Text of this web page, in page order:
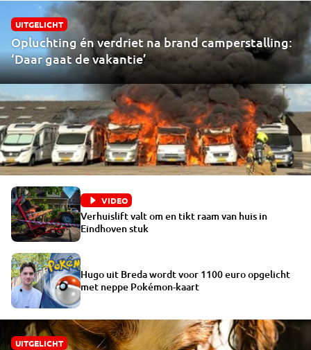
UITGELICHT
Opluchting én verdriet na brand camperstalling:
‘Daar gaat de vakantie’
VIDEO
Verhuislift valt om en tikt raam van huis in
Eindhoven stuk
Hugo uit Breda wordt voor 1100 euro opgelicht
met neppe Pokémon-kaart
UITGELICHT